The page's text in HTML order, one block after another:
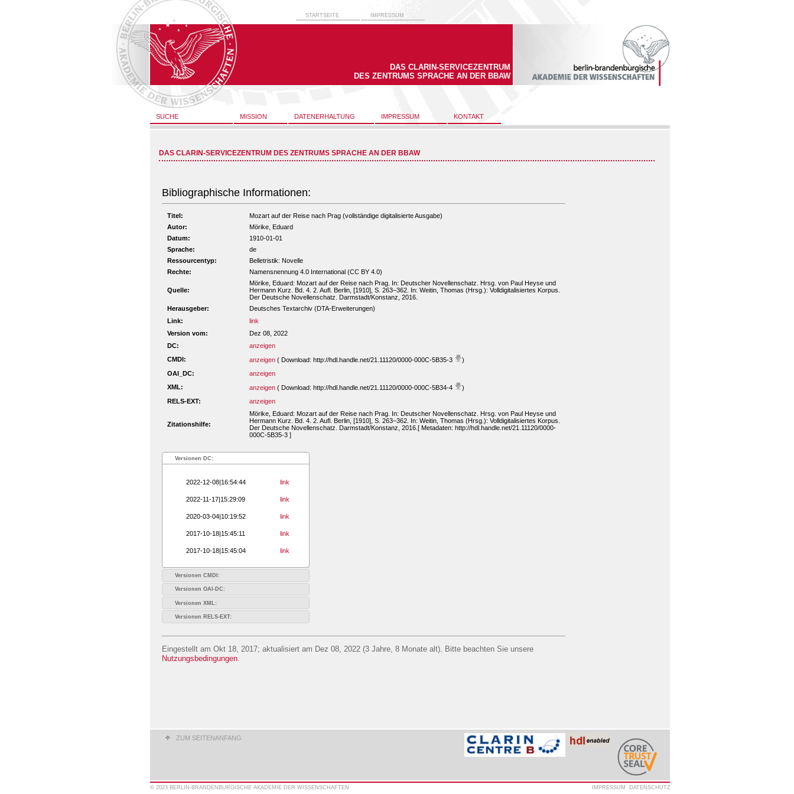
STARTSEITE IMPRESSUM
DAS CLARIN-SERVICEZENTRUM
DES ZENTRUMS SPRACHE AN DER BBAW
SUCHE MISSION DATENERHALTUNG IMPRESSUM KONTAKT
DAS CLARIN-SERVICEZENTRUM DES ZENTRUMS SPRACHE AN DER BBAW
Bibliographische Informationen:
Titel:
Mozart auf der Reise nach Prag (vollständige digitalisierte Ausgabe)
Autor:
Mörike, Eduard
Datum:
1910-01-01
Sprache:
de
Ressourcentyp:
Belletristik: Novelle
Rechte:
Namensnennung 4.0 International (CC BY 4.0)
Quelle:
Mörike, Eduard: Mozart auf der Reise nach Prag. In: Deutscher Novellenschatz. Hrsg. von Paul Heyse und
Hermann Kurz. Bd. 4. 2. Aufl. Berlin, [1910], S. 263–362. In: Weitin, Thomas (Hrsg.): Volldigitalisiertes Korpus.
Der Deutsche Novellenschatz. Darmstadt/Konstanz, 2016.
Herausgeber:
Deutsches Textarchiv (DTA-Erweiterungen)
Link:
link
Version vom:
Dez 08, 2022
DC:
anzeigen
CMDI:
anzeigen ( Download: http://hdl.handle.net/21.11120/0000-000C-5B35-3
)
OAI_DC:
anzeigen
XML:
anzeigen ( Download: http://hdl.handle.net/21.11120/0000-000C-5B34-4
)
RELS-EXT:
anzeigen
Zitationshilfe:
Mörike, Eduard: Mozart auf der Reise nach Prag. In: Deutscher Novellenschatz. Hrsg. von Paul Heyse und
Hermann Kurz. Bd. 4. 2. Aufl. Berlin, [1910], S. 263–362. In: Weitin, Thomas (Hrsg.): Volldigitalisiertes Korpus.
Der Deutsche Novellenschatz. Darmstadt/Konstanz, 2016.[ Metadaten: http://hdl.handle.net/21.11120/0000-
000C-5B35-3 ]
Versionen DC:
2022-12-08|16:54:44 link
2022-11-17|15:29:09 link
2020-03-04|10:19:52 link
2017-10-18|15:45:11 link
2017-10-18|15:45:04 link
Versionen CMDI:
Versionen OAI-DC:
Versionen XML:
Versionen RELS-EXT:
Eingestellt am Okt 18, 2017; aktualisiert am Dez 08, 2022 (3 Jahre, 8 Monate alt). Bitte beachten Sie unsere
Nutzungsbedingungen.
ZUM SEITENANFANG
© 2023 BERLIN-BRANDENBURGISCHE AKADEMIE DER WISSENSCHAFTEN DATENSCHUTZ
IMPRESSUM